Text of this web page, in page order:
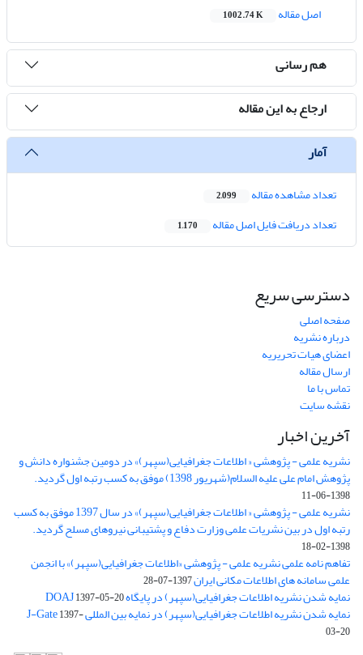
اصل مقاله
1002.74 K
هم رسانی
ارجاع به این مقاله
آمار
تعداد مشاهده مقاله 2,099
تعداد دریافت فایل اصل مقاله 1,170
دسترسی سریع
صفحه اصلی
درباره نشریه
اعضای هیات تحریریه
ارسال مقاله
تماس با ما
نقشه سایت
آخرین اخبار
نشریه علمی - پژوهشی « اطلاعات جغرافیایی(سپهر)» در دومین جشنواره دانش و
پژوهش امام علی علیه السلام(شهریور 1398) موفق به کسب رتبه اول گردید.
1398-06-11
نشریه علمی - پژوهشی « اطلاعات جغرافیایی(سپهر)» در سال 1397 موفق به کسب
رتبه اول در بین نشریات علمی وزارت دفاع و پشتیبانی نیروهای مسلح گردید.
1398-02-18
تفاهم نامه علمی نشریه علمی - پژوهشی «اطلاعات جغرافیایی(سپهر)» با انجمن
علمی سامانه های اطلاعات مکانی ایران1397-07-28
نمایه شدن نشریه اطلاعات جغرافیایی(سپهر) در پایگاه DOAJ1397-05-20
نمایه شدن نشریه اطلاعات جغرافیایی(سپهر) در نمایه بین المللی J-Gate1397-
03-20